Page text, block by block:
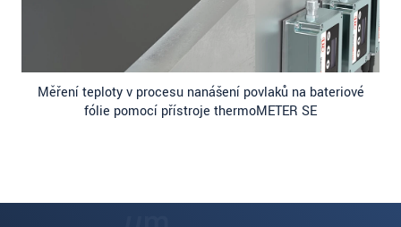
Měření teploty v procesu nanášení povlaků na bateriové
fólie pomocí přístroje thermoMETER SE